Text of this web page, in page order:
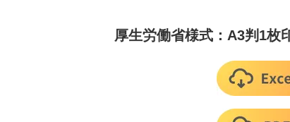
厚生労働省様式：A3判1枚